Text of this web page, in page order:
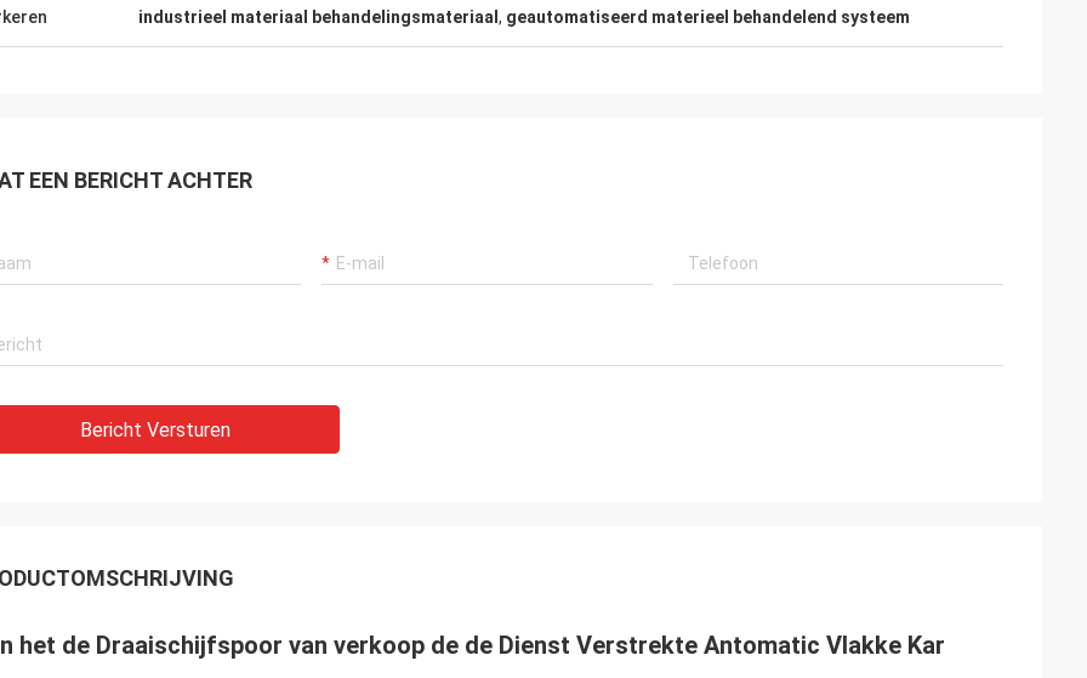
industrieel materiaal behandelingsmateriaal , geautomatiseerd materieel behandelend systeem
EEN BERICHT ACHTER
Bericht Versturen
het de Draaischijfspoor van verkoop de de Dienst Verstrekte Antomatic Vlakke Kar